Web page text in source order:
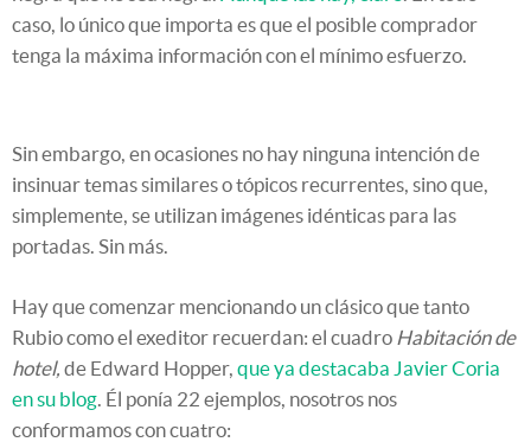
caso, lo único que importa es que el posible comprador
tenga la máxima información con el mínimo esfuerzo.
Sin embargo, en ocasiones no hay ninguna intención de
insinuar temas similares o tópicos recurrentes, sino que,
simplemente, se utilizan imágenes idénticas para las
portadas. Sin más.
Hay que comenzar mencionando un clásico que tanto
Rubio como el exeditor recuerdan: el cuadro Habitación de
hotel, de Edward Hopper, que ya destacaba Javier Coria
en su blog . Él ponía 22 ejemplos, nosotros nos
conformamos con cuatro: